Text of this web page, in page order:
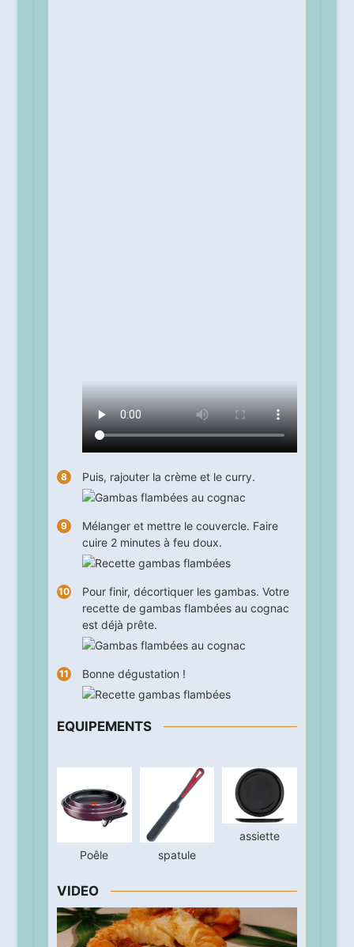
Puis, rajouter la crème et le curry.
Mélanger et mettre le couvercle. Faire
cuire 2minutes à feu doux.
Pour finir, décortiquer les gambas. Votre
recette de gambas flambées au cognac
est déjà prête.
Bonne dégustation !
EQUIPEMENTS
Poêle spatule
assiette
VIDEO